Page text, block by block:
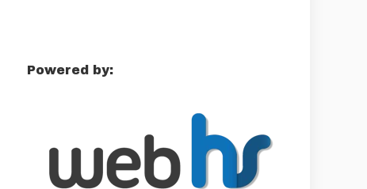
Powered by: